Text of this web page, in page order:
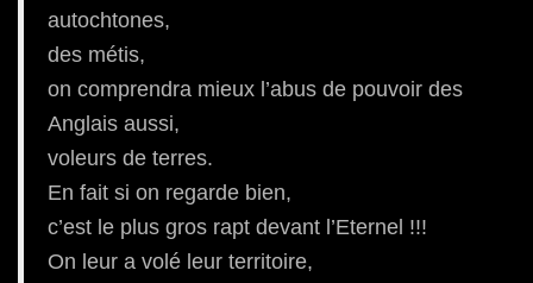
autochtones,
des métis,
on comprendra mieux l’abus de pouvoir des
Anglais aussi,
voleurs de terres.
En fait si on regarde bien,
c’est le plus gros rapt devant l’Eternel !!!
On leur a volé leur territoire,